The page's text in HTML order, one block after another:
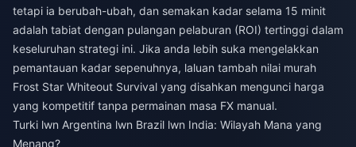
tetapi ia berubah-ubah, dan semakan kadar selama 15 minit
adalah tabiat dengan pulangan pelaburan (ROI) tertinggi dalam
keseluruhan strategi ini. Jika anda lebih suka mengelakkan
pemantauan kadar sepenuhnya, laluan tambah nilai murah
Frost Star Whiteout Survival yang disahkan mengunci harga
yang kompetitif tanpa permainan masa FX manual.
Turki lwn Argentina lwn Brazil lwn India: Wilayah Mana yang
Menang?